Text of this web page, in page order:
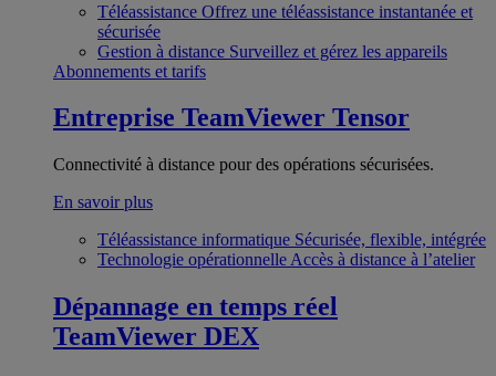
Téléassistance Offrez une téléassistance instantanée et
sécurisée
Gestion à distance Surveillez et gérez les appareils
Abonnements et tarifs
Entreprise TeamViewer Tensor
Connectivité à distance pour des opérations sécurisées.
En savoir plus
Téléassistance informatique Sécurisée, flexible, intégrée
Technologie opérationnelle Accès à distance à l’atelier
Dépannage en temps réel
TeamViewer DEX